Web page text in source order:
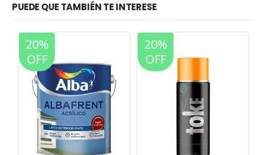
PUEDE QUE TAMBIÉN TE INTERESE
20%
OFF
20%
OFF